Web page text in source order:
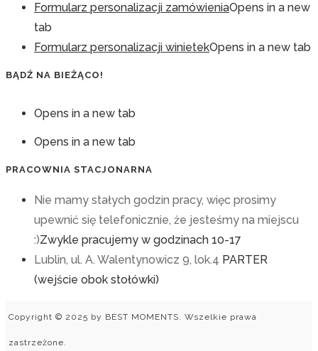
Formularz personalizacji zamówieniaOpens in a new
tab
Formularz personalizacji winietekOpens in a new tab
BĄDŹ NA BIEŻĄCO!
Opens in a new tab
Opens in a new tab
PRACOWNIA STACJONARNA
Nie mamy stałych godzin pracy, więc prosimy
upewnić się telefonicznie, że jesteśmy na miejscu
:)Zwykle pracujemy w godzinach 10-17
Lublin, ul. A. Walentynowicz 9, lok.4 PARTER
(wejście obok stołówki)
Copyright © 2025 by BEST MOMENTS. Wszelkie prawa
zastrzeżone.